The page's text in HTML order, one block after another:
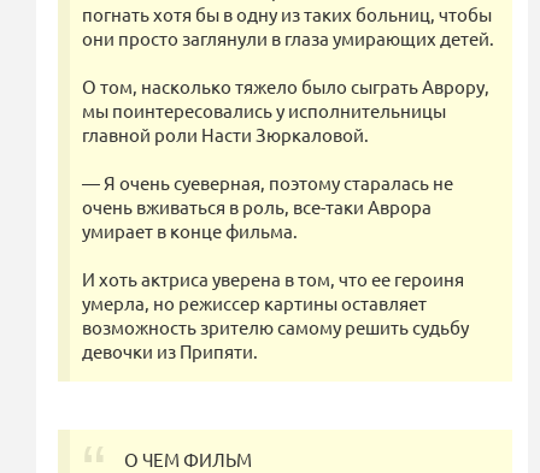
погнать хотя бы в одну из таких больниц, чтобы
они просто заглянули в глаза умирающих детей.
О том, насколько тяжело было сыграть Аврору,
мы поинтересовались у исполнительницы
главной роли Насти Зюркаловой.
— Я очень суеверная, поэтому старалась не
очень вживаться в роль, все-таки Аврора
умирает в конце фильма.
И хоть актриса уверена в том, что ее героиня
умерла, но режиссер картины оставляет
возможность зрителю самому решить судьбу
девочки из Припяти.
О ЧЕМ ФИЛЬМ